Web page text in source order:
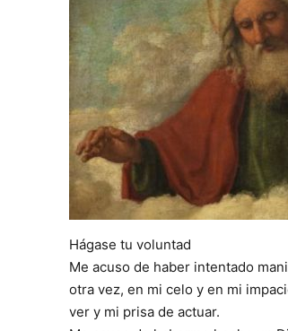
Hágase tu voluntad
Me acuso de haber intentado
otra vez, en mi celo y en mi
ver y mi prisa de actuar.